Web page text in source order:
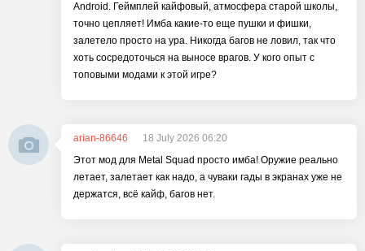
Android. Геймплей кайфовый, атмосфера старой школы,
точно цепляет! Имба какие-то еще пушки и фишки,
залетело просто на ура. Никогда багов не ловил, так что
хоть сосредоточься на выносе врагов. У кого опыт с
топовыми модами к этой игре?
arian-86646
18 July 2026 06:20
Этот мод для Metal Squad просто имба! Оружие реально
летает, залетает как надо, а чуваки гады в экранах уже не
держатся, всё кайф, багов нет.